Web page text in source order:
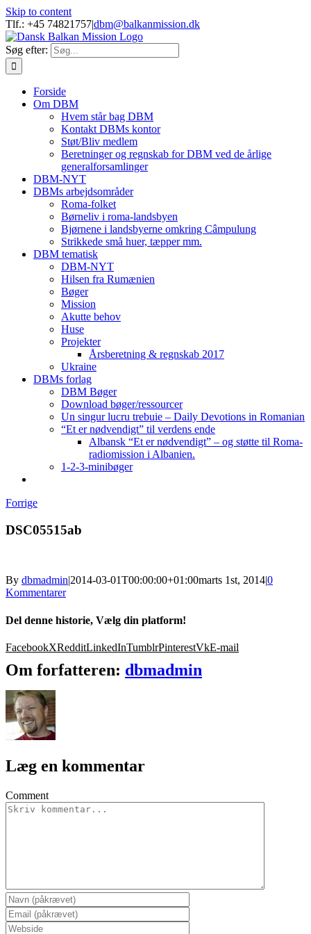
Skip to content
Tlf.: +45 74821757|dbm@balkanmission.dk
Søg efter:
Forside
Om DBM
Hvem står bag DBM
Kontakt DBMs kontor
Støt/Bliv medlem
Beretninger og regnskab for DBM ved de årlige
generalforsamlinger
DBM-NYT
DBMs arbejdsområder
Roma-folket
Børneliv i roma-landsbyen
Bjørnene i landsbyerne omkring Câmpulung
Strikkede små huer, tæpper mm.
DBM tematisk
DBM-NYT
Hilsen fra Rumænien
Bøger
Mission
Akutte behov
Huse
Projekter
Årsberetning & regnskab 2017
Ukraine
DBMs forlag
DBM Bøger
Download bøger/ressourcer
Un singur lucru trebuie – Daily Devotions in Romanian
“Et er nødvendigt” til verdens ende
Albansk “Et er nødvendigt” – og støtte til Roma-
radiomission i Albanien.
1-2-3-minibøger
Forrige
DSC05515ab
By dbmadmin|2014-03-01T00:00:00+01:00marts 1st, 2014|0
Kommentarer
Del denne historie, Vælg din platform!
FacebookXRedditLinkedInTumblrPinterestVkE-mail
Om forfatteren: dbmadmin
Læg en kommentar
Comment